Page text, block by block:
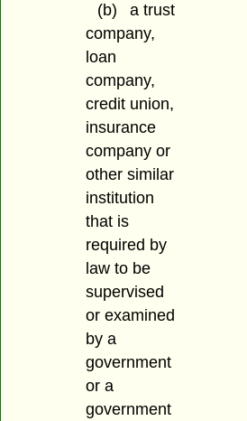
(b)
a trust
company,
loan
company,
credit union,
insurance
company or
other similar
institution
that is
required by
law to be
supervised
or examined
by a
government
or a
government